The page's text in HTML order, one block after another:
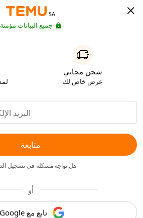
SA
جميع البيانات مؤمنة
شحن مجاني
عرض خاص لك
متابعة
هل تواجه مشكلة في تسجيل
أو
تابع مع Google